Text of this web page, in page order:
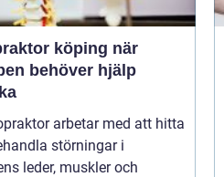
köping när
behöver hjälp
arbetar med att hitta
störningar i
leder, muskler och